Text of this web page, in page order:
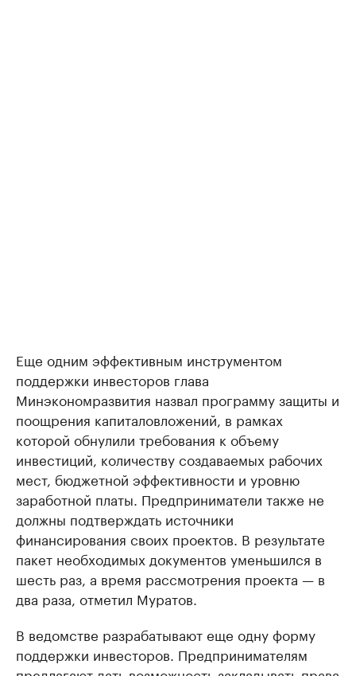
Еще одним эффективным инструментом
поддержки инвесторов глава
Минэкономразвития назвал программу защиты и
поощрения капиталовложений, в рамках
которой обнулили требования к объему
инвестиций, количеству создаваемых рабочих
мест, бюджетной эффективности и уровню
заработной платы. Предприниматели также не
должны подтверждать источники
финансирования своих проектов. В результате
пакет необходимых документов уменьшился в
шесть раз, а время рассмотрения проекта — в
два раза, отметил Муратов.
В ведомстве разрабатывают еще одну форму
поддержки инвесторов. Предпринимателям